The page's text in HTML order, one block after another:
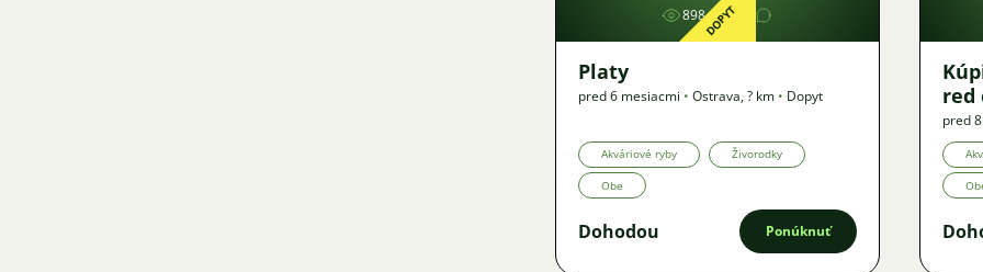
898DOPYT
Platy
pred 6 mesiacmi • Ostrava,? km • Dopyt
Akváriové ryby Živorodky
Obe
Dohodou Ponúknuť
red
pred